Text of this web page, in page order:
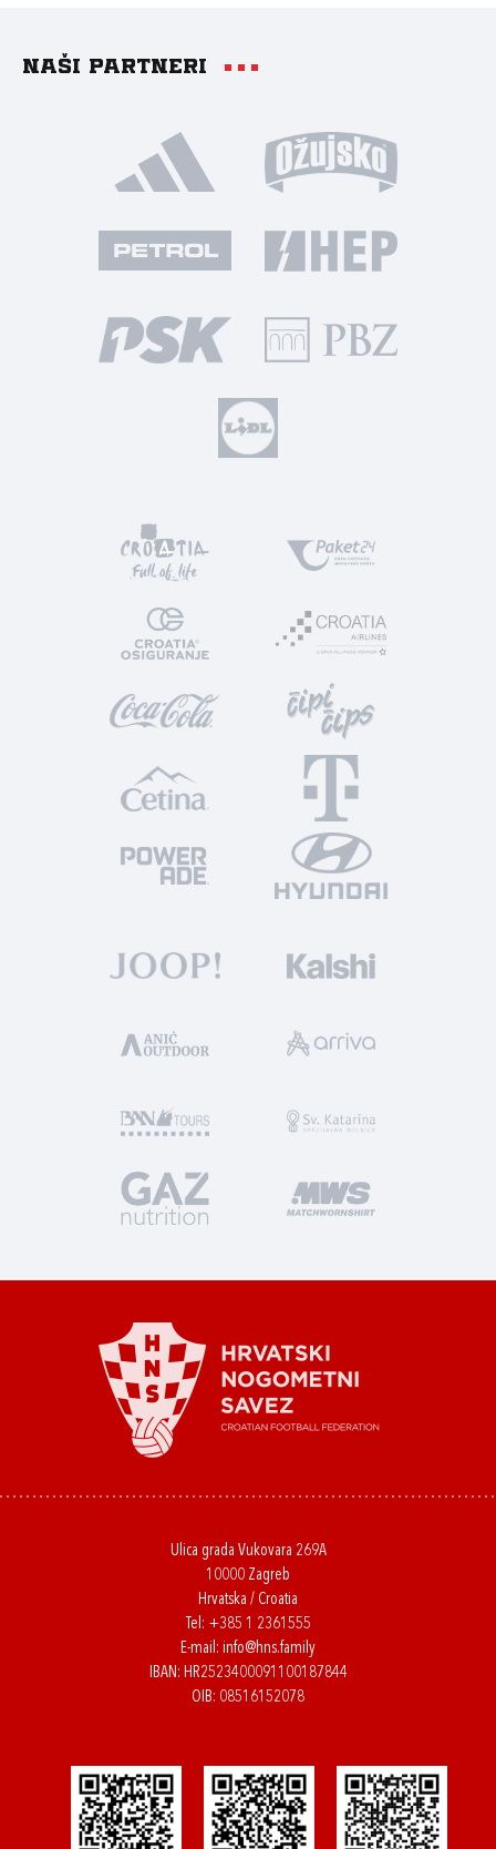
Naši partneri
Ulica grada Vukovara 269A
10000 Zagreb
Hrvatska / Croatia
Tel: +385 1 2361555
E-mail: info@hns.family
IBAN: HR2523400091100187844
OIB: 08516152078